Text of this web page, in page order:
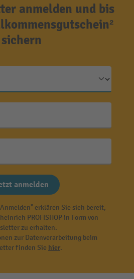
anmelden und bis
sichern
anmelden
erklären Sie sich bereit,
PROFISHOP in Form von
zu erhalten.
zur Datenverarbeitung beim
finden Sie hier.